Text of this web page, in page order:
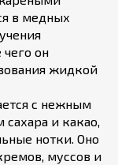
в медных
чего он
жидкой
с нежным
и какао,
нотки. Оно
муссов и